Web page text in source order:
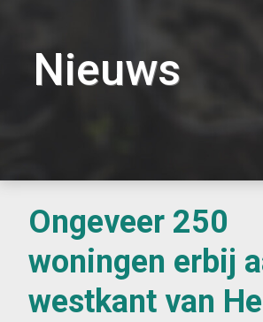
Nieuws
Ongeveer 250
woningen erbij
westkant van